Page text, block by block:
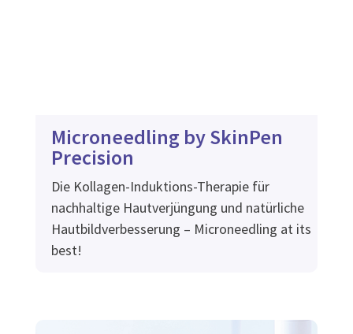
Microneedling by SkinPen
Precision
Die Kollagen-Induktions-Therapie für
nachhaltige Hautverjüngung und natürliche
Hautbildverbesserung – Microneedling at its
best!